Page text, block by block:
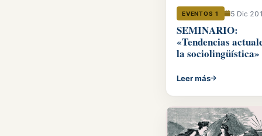
EVENTOS 1 5 Dic
SEMINARIO:
«Tendencias
la sociolingüística»
Leer más